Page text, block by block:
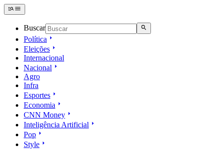
Buscar
Política
Eleições
Internacional
Nacional
Agro
Infra
Esportes
Economia
CNN Money
Inteligência Artificial
Pop
Style